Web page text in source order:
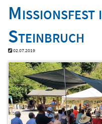
Missionsfest
Steinbruch
02.07.2019